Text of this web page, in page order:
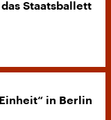
Staatsballett
in Berlin